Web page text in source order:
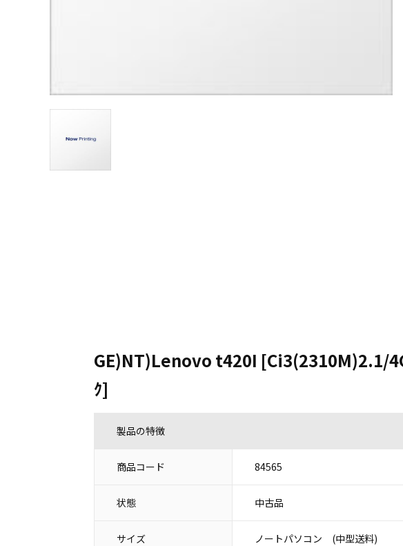
GE)NT)Lenovo t420I [Ci3(2310M)2.1/
ｸ]
製品の特徴
商品コード 84565
状態 中古品
サイズ ノートパソコン (中型送料)